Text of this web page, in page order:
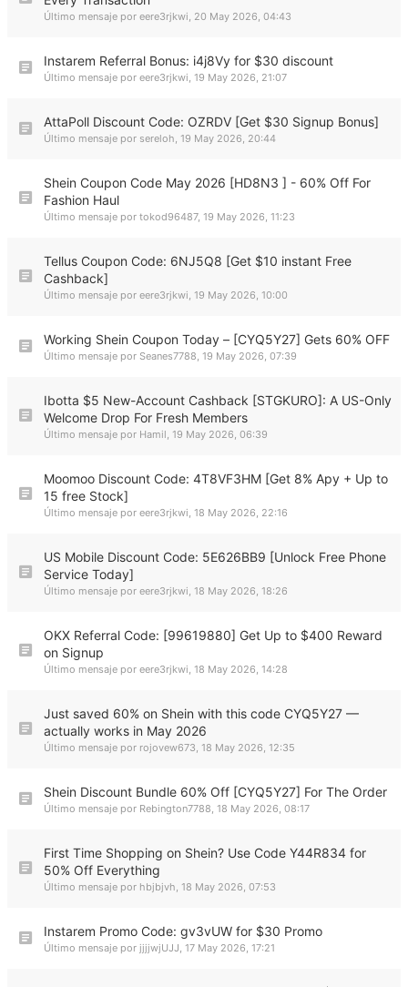
Último mensaje por eere3rjkwi, 20 May 2026, 04:43
Instarem Referral Bonus: i4j8Vy for $30 discount
Último mensaje por eere3rjkwi, 19 May 2026, 21:07
AttaPoll Discount Code: OZRDV [Get $30 Signup Bonus]
Último mensaje por sereloh, 19 May 2026, 20:44
Shein Coupon Code May 2026 [HD8N3 ] - 60% Off For
Fashion Haul
Último mensaje por tokod96487, 19 May 2026, 11:23
Tellus Coupon Code: 6NJ5Q8 [Get $10 instant Free
Cashback]
Último mensaje por eere3rjkwi, 19 May 2026, 10:00
Working Shein Coupon Today – [CYQ5Y27] Gets 60% OFF
Último mensaje por Seanes7788, 19 May 2026, 07:39
Ibotta $5 New-Account Cashback [STGKURO]: A US-Only
Welcome Drop For Fresh Members
Último mensaje por Hamil, 19 May 2026, 06:39
Moomoo Discount Code: 4T8VF3HM [Get 8% Apy + Up to
15 free Stock]
Último mensaje por eere3rjkwi, 18 May 2026, 22:16
US Mobile Discount Code: 5E626BB9 [Unlock Free Phone
Service Today]
Último mensaje por eere3rjkwi, 18 May 2026, 18:26
OKX Referral Code: [99619880] Get Up to $400 Reward
on Signup
Último mensaje por eere3rjkwi, 18 May 2026, 14:28
Just saved 60% on Shein with this code CYQ5Y27 —
actually works in May 2026
Último mensaje por rojovew673, 18 May 2026, 12:35
Shein Discount Bundle 60% Off [CYQ5Y27] For The Order
Último mensaje por Rebington7788, 18 May 2026, 08:17
First Time Shopping on Shein? Use Code Y44R834 for
50% Off Everything
Último mensaje por hbjbjvh, 18 May 2026, 07:53
Instarem Promo Code: gv3vUW for $30 Promo
Último mensaje por jjjjwjUJJ, 17 May 2026, 17:21